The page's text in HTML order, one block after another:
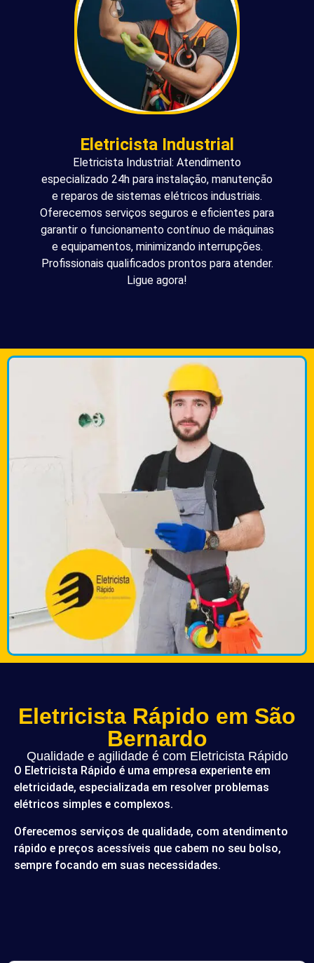
Eletricista Industrial
Eletricista Industrial: Atendimento
especializado 24h para instalação, manutenção
e reparos de sistemas elétricos industriais.
Oferecemos serviços seguros e eficientes para
garantir o funcionamento contínuo de máquinas
e equipamentos, minimizando interrupções.
Profissionais qualificados prontos para atender.
Ligue agora!
Eletricista Rápido em São
Bernardo
Qualidade e agilidade é com Eletricista Rápido
O Eletricista Rápido é uma empresa experiente em
eletricidade, especializada em resolver problemas
elétricos simples e complexos.
Oferecemos serviços de qualidade, com atendimento
rápido e preços acessíveis que cabem no seu bolso,
sempre focando em suas necessidades.